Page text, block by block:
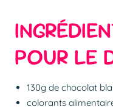
POUR LE
130g de chocolat
colorants